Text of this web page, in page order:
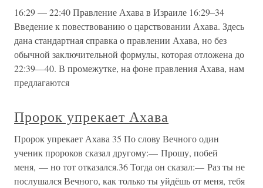
16:29 — 22:40 Правление Ахава в Израиле 16:29–34
Введение к повествованию о царствовании Ахава. Здесь
дана стандартная справка о правлении Ахава, но без
обычной заключительной формулы, которая отложена до
22:39—40. В промежутке, на фоне правления Ахава, нам
предлагаются
Пророк упрекает Ахава
Пророк упрекает Ахава 35 По слову Вечного один
ученик пророков сказал другому:— Прошу, побей
меня, — но тот отказался.36 Тогда он сказал:— Раз ты не
послушался Вечного, как только ты уйдёшь от меня, тебя